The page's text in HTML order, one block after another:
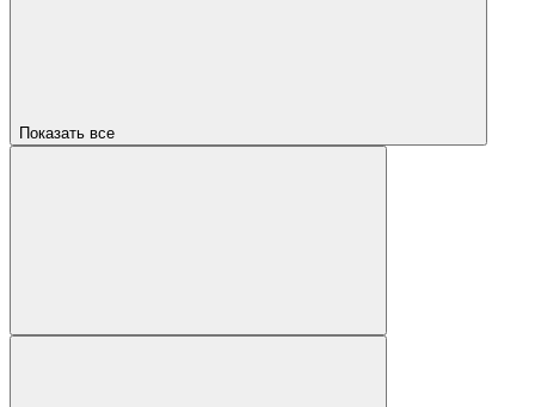
Показать все